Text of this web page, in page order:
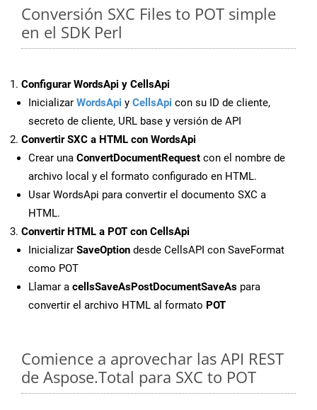
Conversión SXC Files to POT simple
en el SDK Perl
Configurar WordsApi y CellsApi
Inicializar WordsApi y CellsApi con su ID de cliente,
secreto de cliente, URL base y versión de API
Convertir SXC a HTML con WordsApi
Crear una ConvertDocumentRequest con el nombre de
archivo local y el formato configurado en HTML.
Usar WordsApi para convertir el documento SXC a
HTML.
Convertir HTML a POT con CellsApi
Inicializar SaveOption desde CellsAPI con SaveFormat
como POT
Llamar a cellsSaveAsPostDocumentSaveAs para
convertir el archivo HTML al formato POT
Comience a aprovechar las API REST
de Aspose.Total para SXC to POT